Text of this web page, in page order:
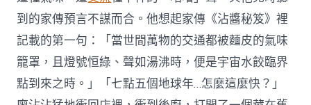
到的家傳預言不謀而合。他想起家傳《沾醬秘笈》裡
記載的第一句：「當世間萬物的交通都被麵皮的氣味
籠罩，且燈號恒綠、聲如湯沸時，便是宇宙水餃臨界
點到來之時。」「七點五個地球年…怎麼這麼快？」